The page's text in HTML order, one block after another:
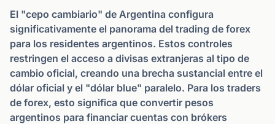
El "cepo cambiario" de Argentina configura
significativamente el panorama del trading de forex
para los residentes argentinos. Estos controles
restringen el acceso a divisas extranjeras al tipo de
cambio oficial, creando una brecha sustancial entre el
dólar oficial y el "dólar blue" paralelo. Para los traders
de forex, esto significa que convertir pesos
argentinos para financiar cuentas con brókers